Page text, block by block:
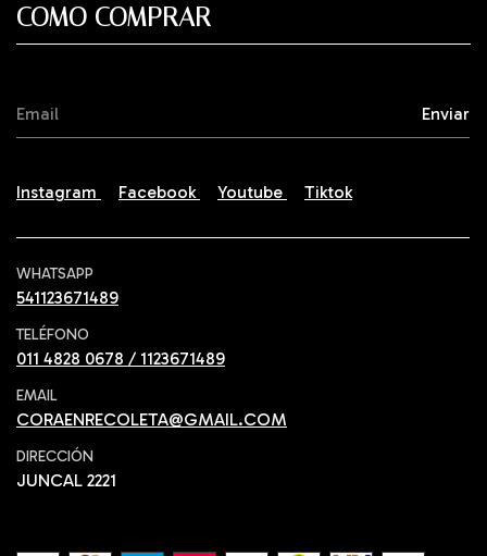
COMO COMPRAR
Instagram Facebook Youtube Tiktok
WHATSAPP
541123671489
TELÉFONO
011 4828 0678 / 1123671489
EMAIL
CORAENRECOLETA@GMAIL.COM
DIRECCIÓN
JUNCAL 2221